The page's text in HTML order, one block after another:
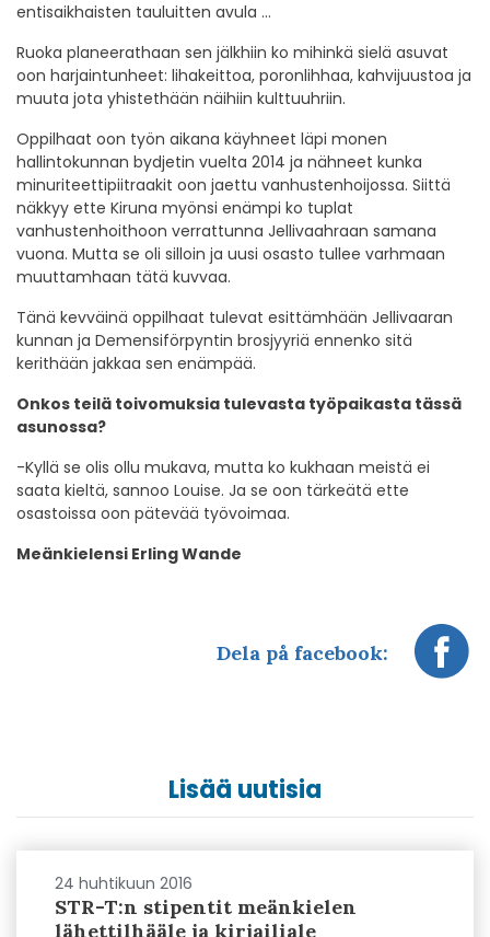
entisaikhaisten tauluitten avula …
Ruoka planeerathaan sen jälkhiin ko mihinkä sielä asuvat
oon harjaintunheet: lihakeittoa, poronlihhaa, kahvijuustoa ja
muuta jota yhistethään näihiin kulttuuhriin.
Oppilhaat oon työn aikana käyhneet läpi monen
hallintokunnan bydjetin vuelta 2014 ja nähneet kunka
minuriteettipiitraakit oon jaettu vanhustenhoijossa. Siittä
näkkyy ette Kiruna myönsi enämpi ko tuplat
vanhustenhoithoon verrattunna Jellivaahraan samana
vuona. Mutta se oli silloin ja uusi osasto tullee varhmaan
muuttamhaan tätä kuvvaa.
Tänä kevväinä oppilhaat tulevat esittämhään Jellivaaran
kunnan ja Demensiförpyntin brosjyyriä ennenko sitä
kerithään jakkaa sen enämpää.
Onkos teilä toivomuksia tulevasta työpaikasta tässä
asunossa?
-Kyllä se olis ollu mukava, mutta ko kukhaan meistä ei
saata kieltä, sannoo Louise. Ja se oon tärkeätä ette
osastoissa oon pätevää työvoimaa.
Meänkielensi Erling Wande
Dela på facebook:
Lisää uutisia
24 huhtikuun 2016
STR-T:n stipentit meänkielen
lähettilhääle ja kirjailiale